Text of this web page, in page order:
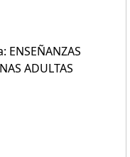
ADULTAS